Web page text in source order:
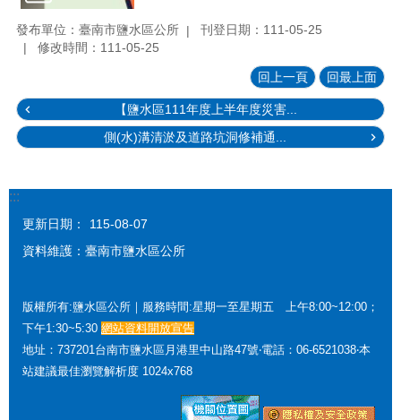
發布單位：臺南市鹽水區公所
刊登日期：111-05-25
修改時間：111-05-25
回上一頁 回最上面
【鹽水區111年度上半年度災害...
側(水)溝清淤及道路坑洞修補通...
:::
更新日期：
115-08-07
資料維護：臺南市鹽水區公所
版權所有:鹽水區公所｜服務時間:星期一至星期五 上午8:00~12:00；
下午1:30~5:30 網站資料開放宣告
地址：737201台南市鹽水區月港里中山路47號‧電話：06-6521038‧本
站建議最佳瀏覽解析度 1024x768